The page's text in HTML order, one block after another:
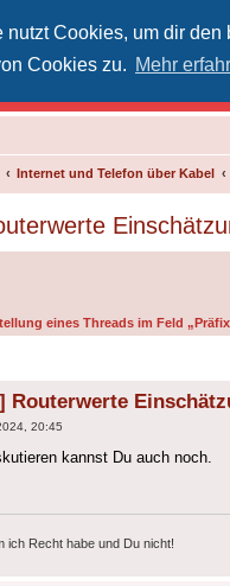
nutzt Cookies, um dir
Cookies zu. Mehr
Internet und Telefon über Kabel
eines Threads im Feld
Routerwerte
20:45
kannst Du auch noch.
ich Recht habe und Du nicht!